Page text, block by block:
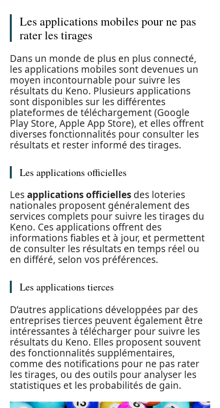
Les applications mobiles pour ne pas
rater les tirages
Dans un monde de plus en plus connecté,
les applications mobiles sont devenues un
moyen incontournable pour suivre les
résultats du Keno. Plusieurs applications
sont disponibles sur les différentes
plateformes de téléchargement (Google
Play Store, Apple App Store), et elles offrent
diverses fonctionnalités pour consulter les
résultats et rester informé des tirages.
Les applications officielles
Lesapplications officielles des loteries
nationales proposent généralement des
services complets pour suivre les tirages du
Keno. Ces applications offrent des
informations fiables et à jour, et permettent
de consulter les résultats en temps réel ou
en différé, selon vos préférences.
Les applications tierces
D’autres applications développées par des
entreprises tierces peuvent également être
intéressantes à télécharger pour suivre les
résultats du Keno. Elles proposent souvent
des fonctionnalités supplémentaires,
comme des notifications pour ne pas rater
les tirages, ou des outils pour analyser les
statistiques et les probabilités de gain.